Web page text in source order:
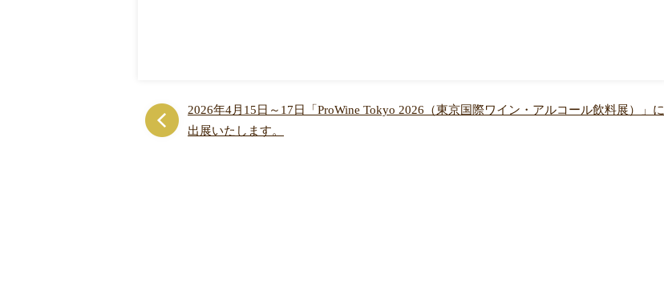
2026年4月15日～17日「ProWine Tokyo 2026（東京国際ワイン・アルコール飲料展）」に
出展いたします。